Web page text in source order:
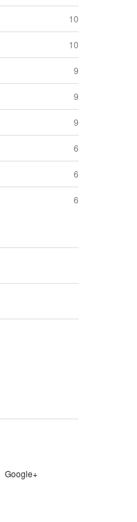
10
10
9
9
9
6
6
6
Google+